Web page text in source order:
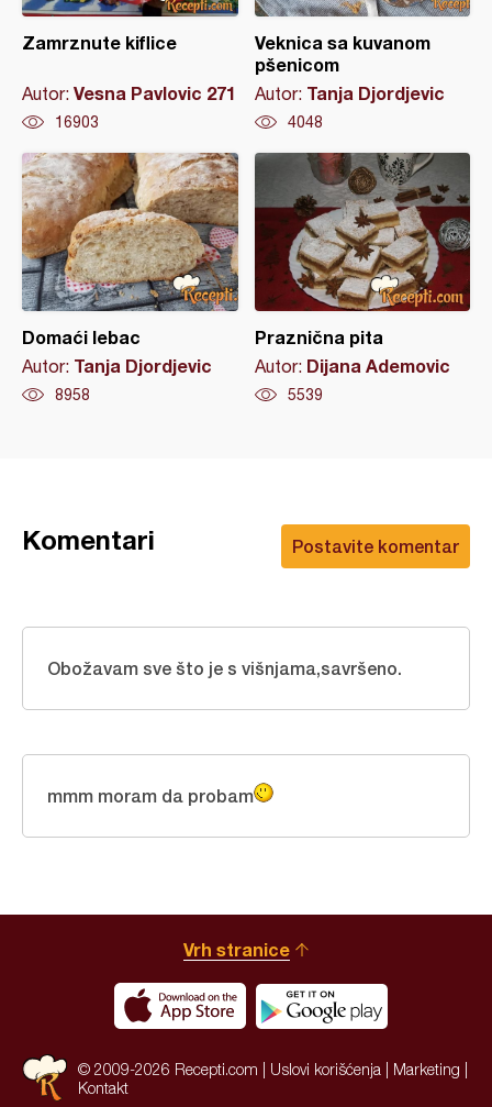
Zamrznute kiflice
Autor: Vesna Pavlovic 271
16903
Veknica sa kuvanom
pšenicom
Autor: Tanja Djordjevic
4048
Domaći lebac
Autor: Tanja Djordjevic
8958
Praznična pita
Autor: Dijana Ademovic
5539
Postavite komentar
Komentari
Obožavam sve što je s višnjama,savršeno.
mmm moram da probam
Vrh stranice
© 2009-2026 Recepti.com | Uslovi korišćenja Marketing
Kontakt